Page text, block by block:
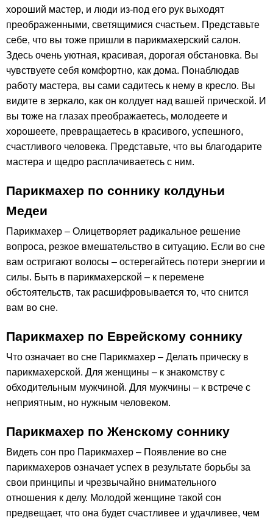
хороший мастер, и люди из-под его рук выходят
преображенными, светящимися счастьем. Представьте
себе, что вы тоже пришли в парикмахерский салон.
Здесь очень уютная, красивая, дорогая обстановка. Вы
чувствуете себя комфортно, как дома. Понаблюдав
работу мастера, вы сами садитесь к нему в кресло. Вы
видите в зеркало, как он колдует над вашей прической. И
вы тоже на глазах преображаетесь, молодеете и
хорошеете, превращаетесь в красивого, успешного,
счастливого человека. Представьте, что вы благодарите
мастера и щедро расплачиваетесь с ним.
Парикмахер по соннику колдуньи
Медеи
Парикмахер – Олицетворяет радикальное решение
вопроса, резкое вмешательство в ситуацию. Если во сне
вам остригают волосы – остерегайтесь потери энергии и
силы. Быть в парикмахерской – к перемене
обстоятельств, так расшифровывается то, что снится
вам во сне.
Парикмахер по Еврейскому соннику
Что означает во сне Парикмахер – Делать прическу в
парикмахерской. Для женщины – к знакомству с
обходительным мужчиной. Для мужчины – к встрече с
неприятным, но нужным человеком.
Парикмахер по Женскому соннику
Видеть сон про Парикмахер – Появление во сне
парикмахеров означает успех в результате борьбы за
свои принципы и чрезвычайно внимательного
отношения к делу. Молодой женщине такой сон
предвещает, что она будет счастливее и удачливее, чем